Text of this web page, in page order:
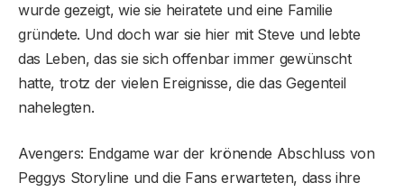
wurde gezeigt, wie sie heiratete und eine Familie
gründete. Und doch war sie hier mit Steve und lebte
das Leben, das sie sich offenbar immer gewünscht
hatte, trotz der vielen Ereignisse, die das Gegenteil
nahelegten.
Avengers: Endgame war der krönende Abschluss von
Peggys Storyline und die Fans erwarteten, dass ihre